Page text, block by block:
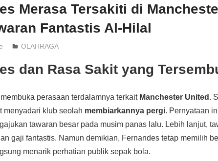
Merasa Tersakiti di
Fantastis Al-Hilal
OLAHRAGA
dan Rasa Sakit yang
perasaan terdalamnya terkait Manchester United .
menyadari klub seolah membiarkannya pergi. Pernyataan
tawaran besar pada musim panas lalu. Lebih lanjut,
gaji fantastis. Namun demikian, Fernandes tetap memilih
menarik perhatian publik sepak bola.